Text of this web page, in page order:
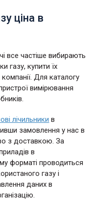
ціна в
все частіше вибирають
газу, купити їх
Для каталогу
вимірювання
лічильники в
замовлення у нас в
з доставкою. За
в
форматі проводиться
газу і
даних в